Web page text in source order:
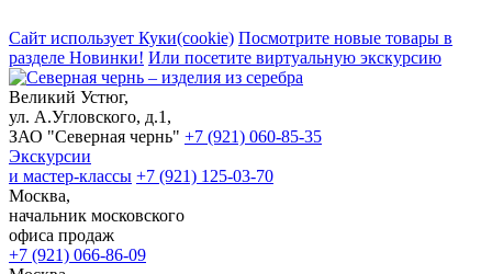
Сайт использует Куки(cookie) Посмотрите новые товары в
разделе Новинки! Или посетите виртуальную экскурсию
Великий Устюг,
ул. А.Угловского, д.1,
ЗАО "Северная чернь" +7 (921) 060-85-35
Экскурсии
и мастер-классы +7 (921) 125-03-70
Москва,
начальник московского
офиса продаж
+7 (921) 066-86-09